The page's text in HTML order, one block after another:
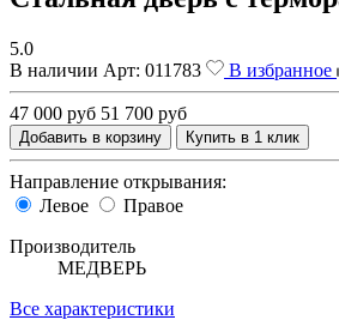
5.0
В наличии Арт: 011783 В избранное
47 000 руб 51 700 руб
Добавить в корзину Купить в 1 клик
Направление открывания:
Левое
Правое
Производитель
МЕДВЕРЬ
Все характеристики